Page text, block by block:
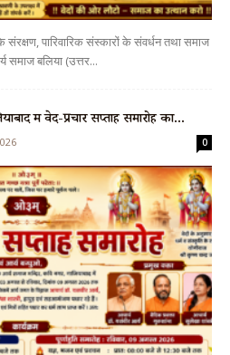
पारिवारिक संस्कारों के संवर्धन तथा समाज
समाज बलिया (उत्तर...
में वेद-प्रचार सप्ताह समारोह का...
0